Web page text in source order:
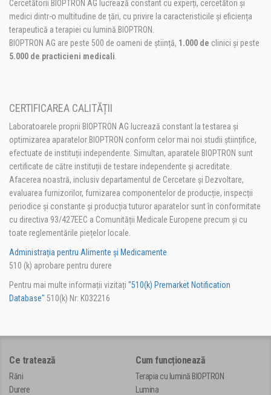
Cercetătorii BIOPTRON AG lucrează constant cu experți, cercetători și
medici dintr-o multitudine de țări, cu privire la caracteristicile și eficiența
terapeutică a terapiei cu lumină BIOPTRON.
BIOPTRON AG are peste 500 de oameni de știință, 1.000 de clinici și peste
5.000 de practicieni medicali
CERTIFICAREA CALITĂȚII
Laboratoarele proprii BIOPTRON AG lucrează constant la testarea și
optimizarea aparatelor BIOPTRON conform celor mai noi studii științifice,
efectuate de instituții independente. Simultan, aparatele BIOPTRON sunt
certificate de către instituții de testare independente și acreditate.
Afacerea noastră, inclusiv departamentul de Cercetare și Dezvoltare,
evaluarea furnizorilor, furnizarea componentelor de producție, inspecții
periodice și constante și producția tuturor aparatelor sunt în conformitate
cu directiva 93/427EEC a Comunității Medicale Europene precum și cu
toate reglementările piețelor locale.
Administrația pentru Alimente și Medicamente
510 (k) aprobare pentru durere
Pentru mai multe informații vizitați "510(k) Premarket Notification
Database" 510(k) Nr: K032216
Ce tratează
Răni
Durere
Cum funcționează
Terapia cu lumină BIOPTRON
Lumina